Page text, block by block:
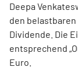
Deepa
den
Dividende. Die
entsprechend
Euro.